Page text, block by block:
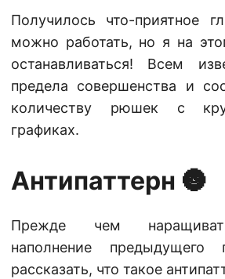
Получилось что-приятное
можно работать, но я на
останавливаться! Всем
предела совершенства и
количеству рюшек с
графиках.
Антипаттерн 🌚
Прежде чем
наполнение предыдущего
рассказать, что такое